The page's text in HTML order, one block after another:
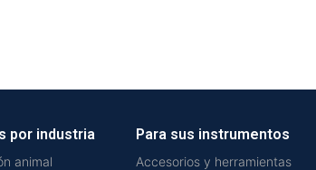
por industria
animal
Para sus instrumentos
Accesorios y herramientas